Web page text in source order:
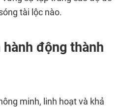
tài lộc nào.
động thành
minh, linh hoạt và khả